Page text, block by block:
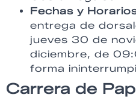
Fechas y
entrega de
jueves 30 de
diciembre, de
forma
Carrera de